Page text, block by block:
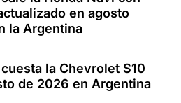
en agosto
la Argentina
la Chevrolet S10
de 2026 en Argentina